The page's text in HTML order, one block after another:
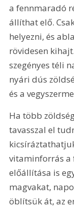
a fennmaradó
állíthat elő.
helyezni, és
rövidesen
szegényes téli
nyári dús
és a
Ha több
tavasszal el
vitaminforrás a
előállítása is
magvakat,
öblítsük át, az